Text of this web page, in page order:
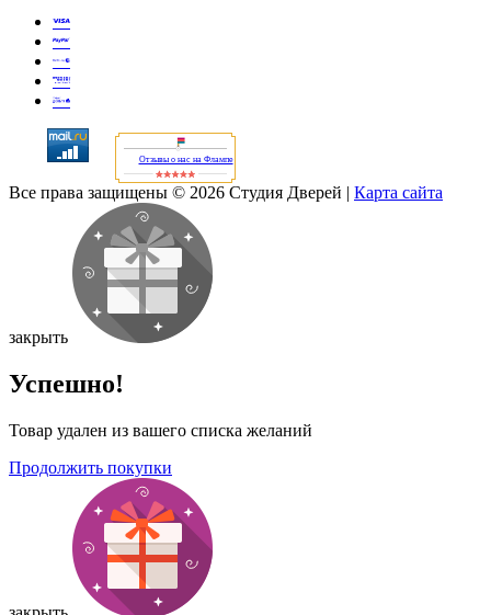
Отзывы о нас на Флампе
Все права защищены © 2026 Студия Дверей | Карта сайта
закрыть
Успешно!
Товар удален из вашего списка желаний
Продолжить покупки